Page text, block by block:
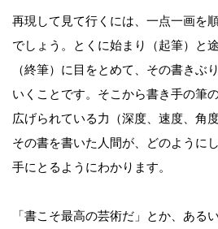
再現して見て行くには、一点一画を
でしょう。とくに始まり（起筆）と
（終筆）に目をとめて、その書きぶ
いくことです。そこから書き手の筆
広げられている力（深度、速度、角
その書を書いた人間が、どのように
手にとるようにわかります。
「書こそ最高の芸術だ」とか、ある